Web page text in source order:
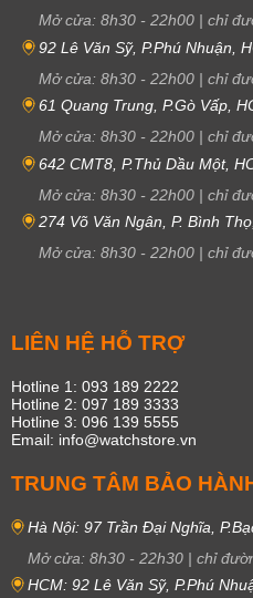
Mở cửa: 8h30 - 22h00 | chỉ
92 Lê Văn Sỹ, P.Phú Nhuận,
Mở cửa: 8h30 - 22h00 | chỉ
61 Quang Trung, P.Gò Vấp,
Mở cửa: 8h30 - 22h00 | chỉ
642 CMT8, P.Thủ Dầu Một,
Mở cửa: 8h30 - 22h00 | chỉ
274 Võ Văn Ngân, P. Bình
Mở cửa: 8h30 - 22h00 | chỉ
LIÊN HỆ HỖ TRỢ
Hotline 1: 093 189 2222
Hotline 2: 097 189 3333
Hotline 3: 096 139 5555
Email: info@watchstore.vn
TRUNG TÂM BẢO
Hà Nội: 97 Trần Đại Nghĩa,
Mở cửa: 8h30 - 22h30 | chỉ
HCM: 92 Lê Văn Sỹ, P.Phú